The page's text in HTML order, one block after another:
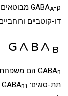
GABAA-ρ מבוטאים במיוחד ב
דו-קוטביים ורוחביים
GABA B
GABAB הם משפחת
תת-סוגים: GABA B1